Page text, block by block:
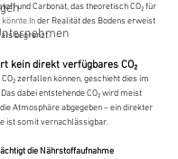
und Carbonat, das theoretisch CO₂ für
könnte.In der Realität des Bodens erweist
begrenzt.
kein direkt verfügbares CO₂
zerfallen können, geschieht dies im
dabei entstehende CO₂ wird meist
Atmosphäre abgegeben – ein direkter
ist somit vernachlässigbar.
die Nährstoffaufnahme